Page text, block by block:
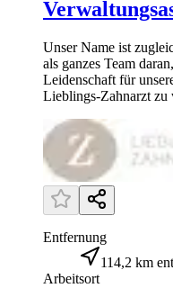
Unser Name ist
als ganzes Team
Leidenschaft für
Lieblings-Zahnarzt zu
Entfernung
114,2 km
Arbeitsort